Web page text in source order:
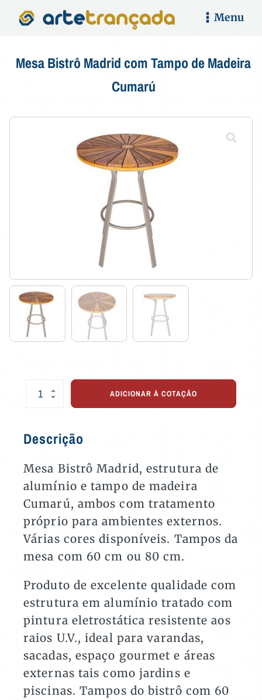
Menu
Mesa Bistrô Madrid com Tampo de Madeira
Cumarú
Mesa
Tampo
Cumarú
quantidade
ADICIONAR À COTAÇÃO
Descrição
Mesa Bistrô Madrid, estrutura de
alumínio e tampo de madeira
Cumarú, ambos com tratamento
próprio para ambientes externos.
Várias cores disponíveis. Tampos da
mesa com 60 cm ou 80 cm.
Produto de excelente qualidade com
estrutura em alumínio tratado com
pintura eletrostática resistente aos
raios U.V., ideal para varandas,
sacadas, espaço gourmet e áreas
externas tais como jardins e
piscinas. Tampos do bistrô com 60